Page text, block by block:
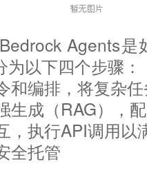
Agents
以下四个步骤：
和编排，将复杂
生成（RAG），
，执行API调用以
全托管